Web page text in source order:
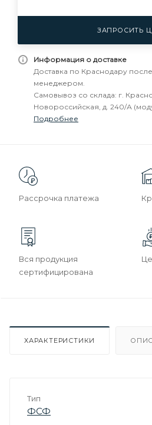
ЗАПРОСИТЬ
Информация о доставке
Доставка по Краснодару
менеджером.
Самовывоз со склада: г.
Новороссийская, д. 240/А
Подробнее
Рассрочка платежа
Вся продукция
сертифицирована
ХАРАКТЕРИСТИКИ
Тип
ФСФ